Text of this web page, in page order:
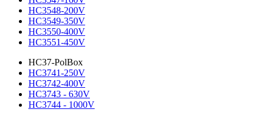
HC3548-200V
HC3549-350V
HC3550-400V
HC3551-450V
HC37-PolBox
HC3741-250V
HC3742-400V
HC3743 - 630V
HC3744 - 1000V